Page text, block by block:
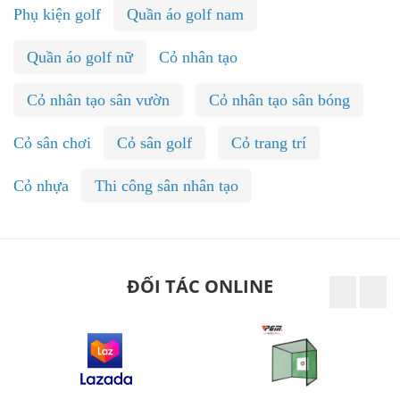
Phụ kiện golf Quần áo golf nam
Quần áo golf nữ Cỏ nhân tạo
Cỏ nhân tạo sân vườn Cỏ nhân tạo sân bóng
Cỏ sân chơi Cỏ sân golf Cỏ trang trí
Cỏ nhựa Thi công sân nhân tạo
ĐỐI TÁC ONLINE